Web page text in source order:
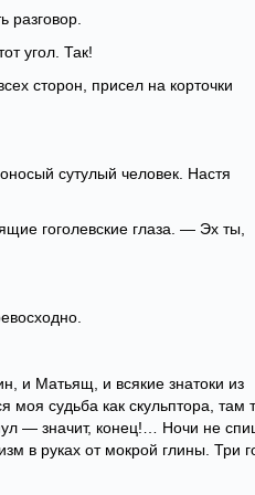
угол. Так!
сторон, присел на корточки
сутулый человек. Настя
гоголевские глаза. — Эх ты,
и Матьящ, и всякие знатоки из
моя судьба как скульптора, там
— значит, конец!… Ночи не
в руках от мокрой глины. Три